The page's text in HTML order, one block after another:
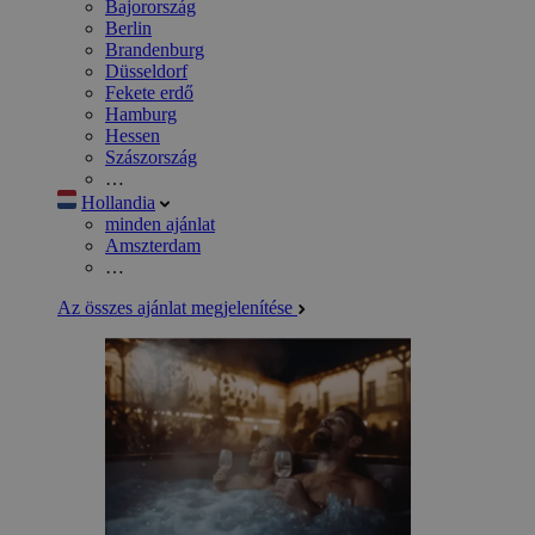
Bajorország
Berlin
Brandenburg
Düsseldorf
Fekete erdő
Hamburg
Hessen
Szászország
…
Hollandia
minden ajánlat
Amszterdam
…
Az összes ajánlat megjelenítése